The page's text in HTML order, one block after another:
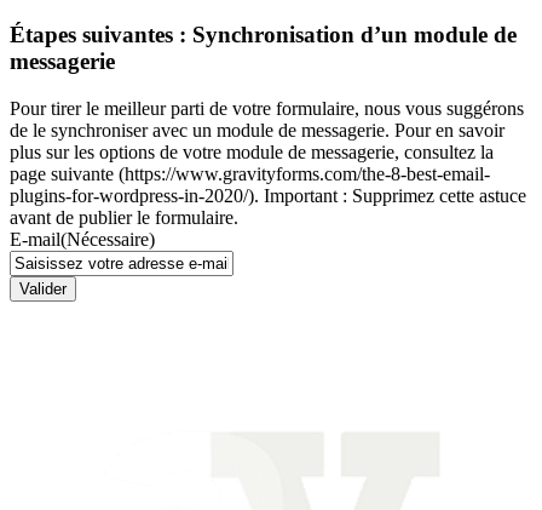
Étapes suivantes : Synchronisation d’un module de
messagerie
Pour tirer le meilleur parti de votre formulaire, nous vous suggérons
de le synchroniser avec un module de messagerie. Pour en savoir
plus sur les options de votre module de messagerie, consultez la
page suivante (https://www.gravityforms.com/the-8-best-email-
plugins-for-wordpress-in-2020/). Important : Supprimez cette astuce
avant de publier le formulaire.
E-mail(Nécessaire)
Valider